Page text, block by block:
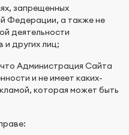
запрещенных
Федерации, а также не
деятельности
других лиц;
что Администрация Сайта
и не имеет каких-
которая может быть